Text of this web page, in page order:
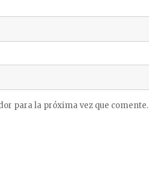
para la próxima vez que comente.